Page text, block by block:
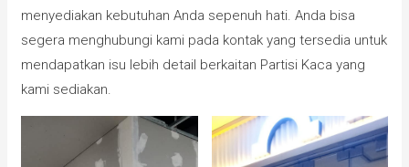
menyediakan kebutuhan Anda sepenuh hati. Anda bisa
segera menghubungi kami pada kontak yang tersedia untuk
mendapatkan isu lebih detail berkaitan Partisi Kaca yang
kami sediakan.